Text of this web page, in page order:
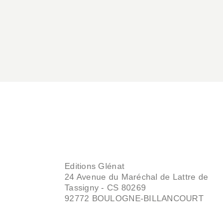
Editions Glénat
24 Avenue du Maréchal de Lattre de
Tassigny - CS 80269
92772 BOULOGNE-BILLANCOURT